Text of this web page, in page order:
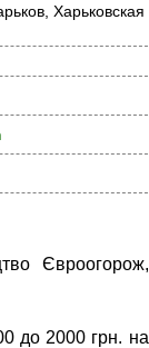
Харьковская
Євроогорож,
до 2000 грн. на